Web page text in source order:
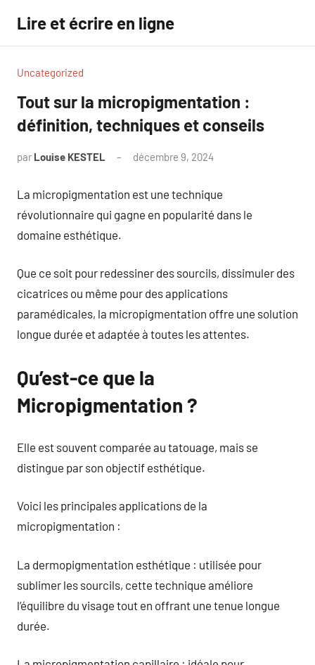
contenu
Lire et écrire en ligne
Uncategorized
Tout sur la micropigmentation :
définition, techniques et conseils
par Louise KESTEL décembre 9, 2024
La micropigmentation est une technique
révolutionnaire qui gagne en popularité dans le
domaine esthétique.
Que ce soit pour redessiner des sourcils, dissimuler des
cicatrices ou même pour des applications
paramédicales, la micropigmentation offre une solution
longue durée et adaptée à toutes les attentes.
Qu’est-ce que la
Micropigmentation ?
Elle est souvent comparée au tatouage, mais se
distingue par son objectif esthétique.
Voici les principales applications de la
micropigmentation :
La dermopigmentation esthétique : utilisée pour
sublimer les sourcils, cette technique améliore
l’équilibre du visage tout en offrant une tenue longue
durée.